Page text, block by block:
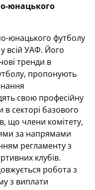
юнацького
юнацького футболу
всій УАФ. Його
тренди в
пропонують
свою професійну
в секторі базового
що члени комітету,
за напрямами
регламенту з
клубів.
робота з
з виплати